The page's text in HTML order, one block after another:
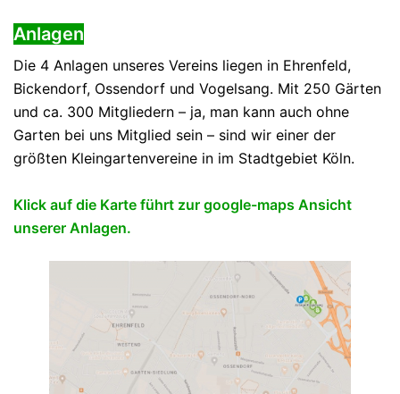
Anlagen
Die 4 Anlagen unseres Vereins liegen in Ehrenfeld,
Bickendorf, Ossendorf und Vogelsang. Mit 250 Gärten
und ca. 300 Mitgliedern – ja, man kann auch ohne
Garten bei uns Mitglied sein – sind wir einer der
größten Kleingartenvereine in im Stadtgebiet Köln.
Klick auf die Karte führt zur google-maps Ansicht
unserer Anlagen.